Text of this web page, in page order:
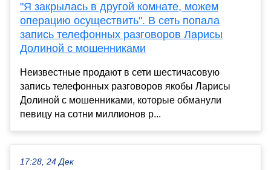
"Я закрылась в другой комнате, можем
операцию осуществить". В сеть попала
запись телефонных разговоров Ларисы
Долиной с мошенниками
Неизвестные продают в сети шестичасовую
запись телефонных разговоров якобы Ларисы
Долиной с мошенниками, которые обманули
певицу на сотни миллионов р...
17:28, 24 Дек